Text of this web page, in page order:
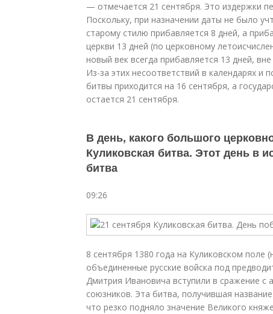
— отмечается 21 сентября. Это издержки
Поскольку, при назначении даты не было
старому стилю прибавляется 8 дней, а
церкви 13 дней (по церковному
новый век всегда прибавляется 13 дней,
Из-за этих несоответствий в календарях и
битвы приходится на 16 сентября, а
остается 21 сентября.
В день, какого большого
Куликовская битва. Этот день в
битва
09:26
8 сентября 1380 года на Куликовском поле
объединенные русские войска под
Дмитрия Ивановича вступили в сражение
союзников. Эта битва, получившая
что резко подняло значение Великого